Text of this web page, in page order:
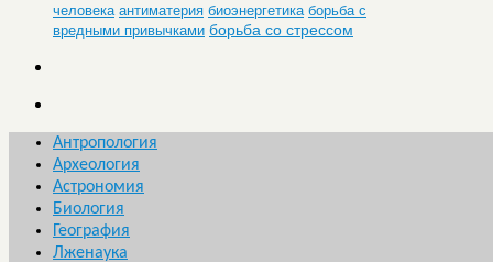
человека антиматерия биоэнергетика борьба с
вредными привычками борьба со стрессом
Антропология
Археология
Астрономия
Биология
География
Лженаука